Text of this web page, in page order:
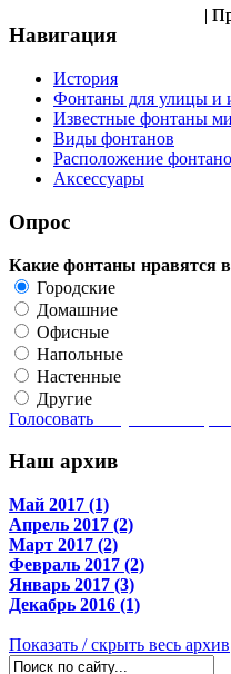
Навигация
История
Фонтаны для улицы и
Известные фонтаны
Виды фонтанов
Расположение
Аксессуары
Опрос
Какие фонтаны нравятся
Городские
Домашние
Офисные
Напольные
Настенные
Другие
Голосовать
Наш архив
Май 2017 (1)
Апрель 2017 (2)
Март 2017 (2)
Февраль 2017 (2)
Январь 2017 (3)
Декабрь 2016 (1)
Показать / скрыть весь архив
||